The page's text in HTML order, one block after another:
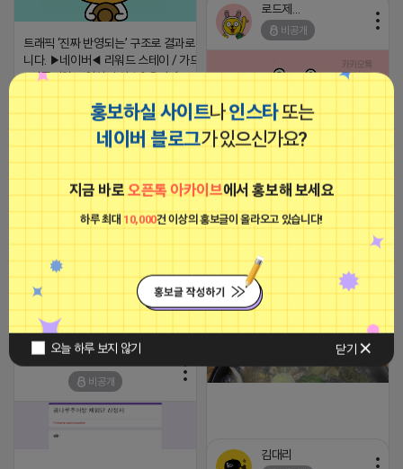
홍보하실 사이트나인스타또는
네이버 블로그가 있으신가요?
지금 바로오픈톡 아카이브에서 홍보해 보세요
하루 최대10,000건 이상의 홍보글이 올라오고 있습니다!
오늘 하루 보지 않기 닫기
https://m.blog.naver.com/
recommendTrackingCode=0
2026-04-16 20:31 댓글: 0개
트래픽 ‘진짜 반영되는’ 구조로 결과로 보여드립
니다. ▶네이버◀ 리워드 스테이 / 가드 / 자몽 등
- 시즌키워드 최상단 상승&유지 多 - 로직변화,
프로그램 이슈 민감 대응
▔▔▔▔▔▔▔▔▔▔▔▔▔▔▔▔▔▔ ▶쿠팡◀
프라다 / 헤르메스 / 시그니처 등 - 키워드 검색
량 데이터 기반 운영 - 4~7월 시즌 인기 키워드
▔▔▔▔▔▔▔▔▔▔▔▔▔▔▔▔▔▔
▶광고주, 총판, 대행사 모집 中◀ - 장기 협업 파
트너 관계 구축 - 개발사 직접 운영 빠른 피드백
대응 ▔▔▔▔▔▔▔▔▔▔▔▔▔▔▔▔▔▔ (카
톡)주식회사 더 풀림 https://더풀림상
담.enn.kr https://더풀림상담.enn.kr
2026-04-18 17:26
댓글:20개
비공개
⛔️
2026-04-18 17:23
댓글:20개
하트뿅뿅 라이언
비공개
김대리